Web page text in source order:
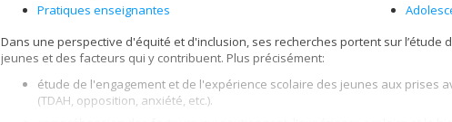
Pratiques enseignantes
Dans une perspective d'équité et d'inclusion, ses recherches portent sur l’étude
jeunes et des facteurs qui y contribuent. Plus précisément:
étude de l'engagement et de l'expérience scolaire des jeunes aux prises
(TDAH, opposition, anxiété, etc.).